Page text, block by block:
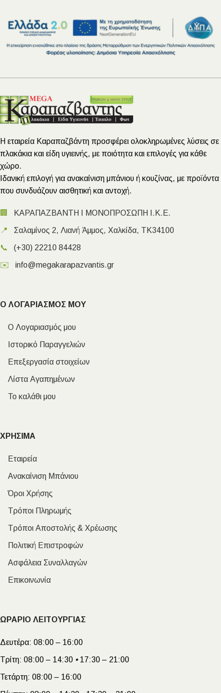
Η εταιρεία Καραπαζβάντη προσφέρει ολοκληρωμένες λύσεις σε
πλακάκια και είδη υγιεινής, με ποιότητα και επιλογές για κάθε
χώρο.
Ιδανική επιλογή για ανακαίνιση μπάνιου ή κουζίνας, με προϊόντα
που συνδυάζουν αισθητική και αντοχή.
🏢 ΚΑΡΑΠΑΖΒΑΝΤΗ Ι ΜΟΝΟΠΡΟΣΩΠΗ Ι.Κ.Ε.
📍 Σαλαμίνος 2, Λιανή Άμμος, Χαλκίδα, ΤΚ34100
📞 (+30) 22210 84428
✉️ info@megakarapazvantis.gr
Ο ΛΟΓΑΡΙΑΣΜΟΣ ΜΟΥ
Ο Λογαριασμός μου
Ιστορικό Παραγγελιών
Επεξεργασία στοιχείων
Λίστα Αγαπημένων
Το καλάθι μου
ΧΡΗΣΙΜΑ
Εταιρεία
Ανακαίνιση Μπάνιου
Όροι Χρήσης
Τρόποι Πληρωμής
Τρόποι Αποστολής & Χρέωσης
Πολιτική Επιστροφών
Ασφάλεια Συναλλαγών
Επικοινωνία
ΩΡΑΡΙΟ ΛΕΙΤΟΥΡΓΙΑΣ
Δευτέρα: 08:00 – 16:00
Τρίτη: 08:00 – 14:30 •17:30 – 21:00
Τετάρτη: 08:00 – 16:00